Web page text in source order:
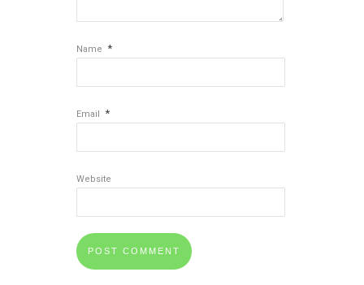
Name *
Email *
Website